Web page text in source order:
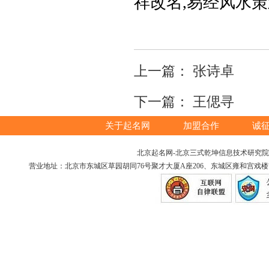
上一篇： 张诗卓
下一篇： 王偲寻
关于起名网 加盟合作 诚
北京起名网-北京三式乾坤信息技术研究
营业地址：北京市东城区草园胡同76号聚才大厦A座206、东城区雍和宫戏